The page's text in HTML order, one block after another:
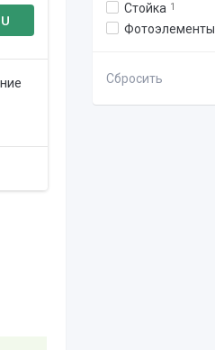
Стойка 1
Фотоэлементы
Сбросить